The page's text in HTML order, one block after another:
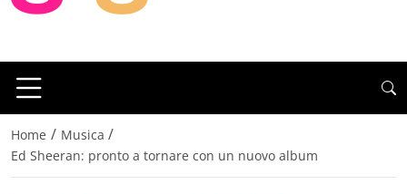
Home / Musica /
Ed Sheeran: pronto a tornare con un nuovo album